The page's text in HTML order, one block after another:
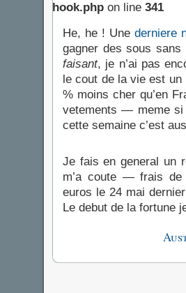
hook.php on line 341
He, he ! Une derniere
gagner des sous sans
faisant, je n’ai pas
le cout de la vie est
% moins cher qu’en
vetements — meme
cette semaine c’est
Je fais en general un
m’a coute — frais de
euros le 24 mai
Le debut de la fortune